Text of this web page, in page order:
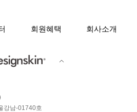
회원혜택 회사소개
강남-01740호